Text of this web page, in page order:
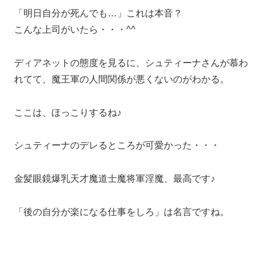
「明日自分が死んでも…」これは本音？
こんな上司がいたら・・・^^
ディアネットの態度を見るに、シュティーナさんが慕わ
れてて、魔王軍の人間関係が悪くないのがわかる。
ここは、ほっこりするね♪
シュティーナのデレるところが可愛かった・・・
金髪眼鏡爆乳天才魔道士魔将軍淫魔、最高です♪
「後の自分が楽になる仕事をしろ」は名言ですね。